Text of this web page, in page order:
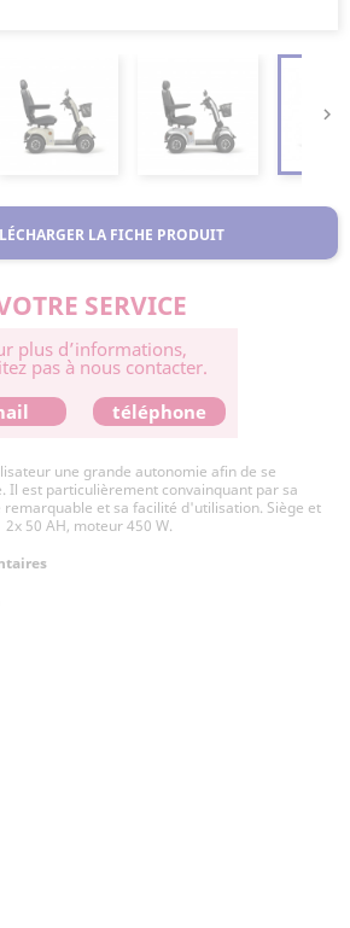

LA FICHE PRODUIT
SERVICE
plus d’informations,
pas à nous contacter.
téléphone
une grande autonomie afin de se
Il est particulièrement convainquant par sa
et sa facilité d'utilisation. Siège et
50 AH, moteur 450 W.